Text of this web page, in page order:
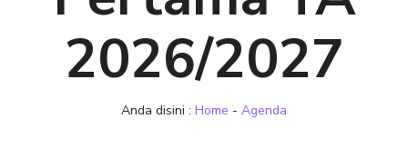
2026/2027
Anda disini : Home - Agenda